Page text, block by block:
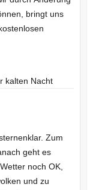
bringt uns
kalten Nacht
Zum
geht es
noch OK,
und zu